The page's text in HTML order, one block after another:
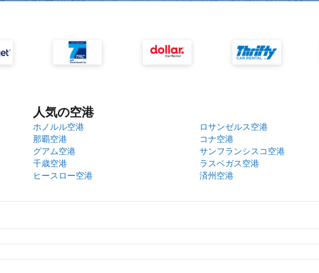
人気の空港
ホノルル空港
ロサンゼルス空港
那覇空港
コナ空港
グアム空港
サンフランシスコ空港
千歳空港
ラスベガス空港
ヒースロー空港
済州空港